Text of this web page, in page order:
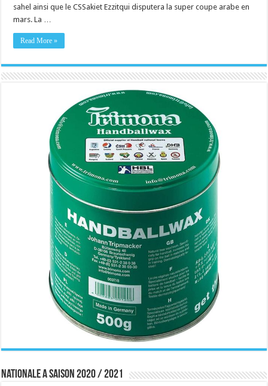
sahel ainsi que le CSSakiet Ezzitqui disputera la super coupe arabe en
mars. La …
Read More »
Nationale A saison 2020 / 2021